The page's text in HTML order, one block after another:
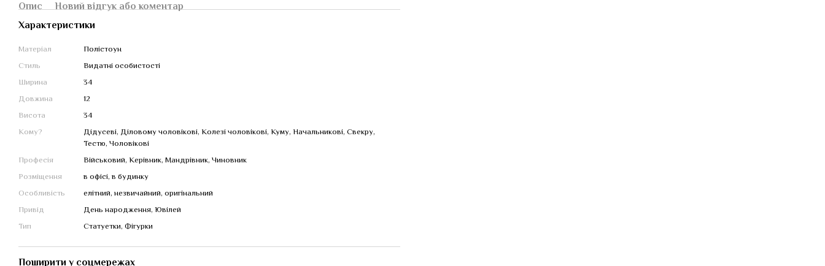
Опис
Новий відгук або коментар
Характеристики
Матеріал
Полістоун
Стиль
Видатні особистості
Ширина
34
Довжина
12
Висота
34
Кому?
Дідусеві, Діловому чоловікові, Колезі чоловікові, Куму, Начальникові, Свекру,
Тестю, Чоловікові
Професія
Військовий, Керівник, Мандрівник, Чиновник
Розміщення
в офісі, в будинку
Особливість
елітний, незвичайний, оригінальний
Привід
День народження, Ювілей
Тип
Статуетки, Фігурки
Поширити у соцмережах